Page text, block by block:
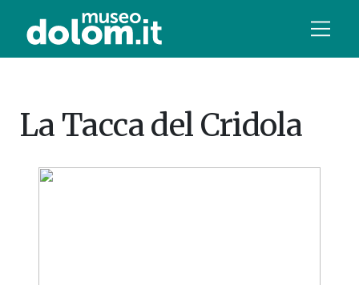
La Tacca del Cridola